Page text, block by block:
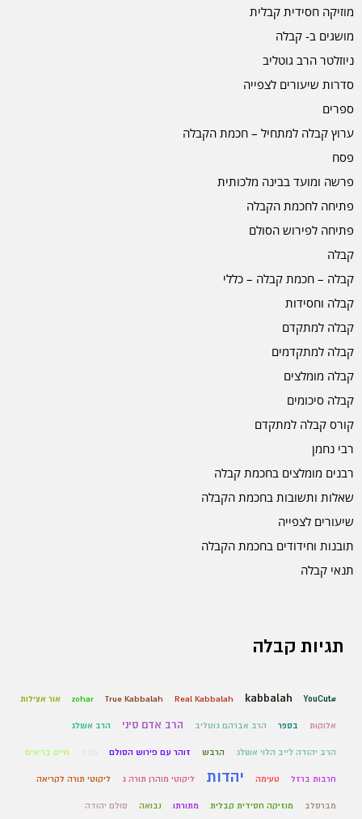
מוזיקה חסידית קבלית
מושגים ב- קבלה
ניוזלטר הרב גוטליב
סדרות שיעורים לצפייה
ספרים
ערוץ קבלה למתחיל – חכמת הקבלה
פסח
פרשה ומועד בבינה מלכותית
פתיחה לחכמת הקבלה
פתיחה לפירוש הסולם
קבלה
קבלה – חכמת קבלה – כללי
קבלה וחסידות
קבלה למתקדם
קבלה למתקדמים
קבלה מומלצים
קבלה סיכומים
קורס קבלה למתקדם
רבי נחמן
רבנים מומלצים בחכמת קבלה
שאלות ותשובות בחכמת הקבלה
שיעורים לצפייה
תובנות וחידודים בחכמת הקבלה
תנאי קבלה
תגיות קבלה
#YouCut
kabbalah
Real Kabbalah
True Kabbalah
zohar אור אצילות
אלוקות בספר הרב אברהם גוטליב הרב אדם סיני הרב אשלג
הרב יהודה לייב הלוי אשלג הרבש זוהר עם פירוש הסולם חבד חיים בריאים
חרבות ברזל טעימה יהדות ליקוטי מוהרן תורה ג ליקוטי תורה לקריאה
מברסלב מוזיקה חסידית קבלית מתורתו נבואה סולם יהודה